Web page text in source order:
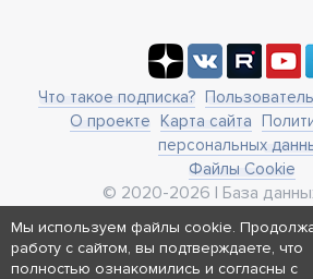
Что такое подписка?
О проекте
Карта сайта
персональных
Файлы Cookie
© 2020-2026 | База
business@pump.su
г. Москва, ул. Ленинская
Реквизиты
Мы используем файлы cookie.
работу с сайтом, вы подтверждаете, что
полностью ознакомились и согласны с